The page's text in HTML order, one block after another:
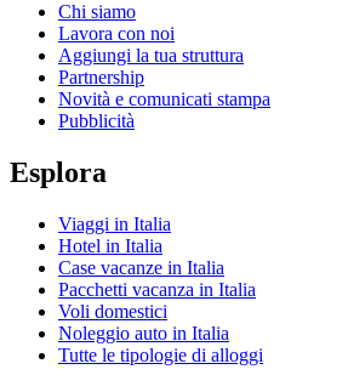
Chi siamo
Lavora con noi
Aggiungi la tua struttura
Partnership
Novità e comunicati stampa
Pubblicità
Esplora
Viaggi in Italia
Hotel in Italia
Case vacanze in Italia
Pacchetti vacanza in Italia
Voli domestici
Noleggio auto in Italia
Tutte le tipologie di alloggi